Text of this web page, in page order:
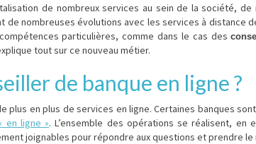
de nombreux services au sein de la société,
nombreuses évolutions avec les services à distance
particulières, comme dans le cas des
tout sur ce nouveau métier.
de banque en ligne ?
en plus de services en ligne. Certaines banques
en ligne ». L’ensemble des opérations se réalisent,
joignables pour répondre aux questions et prendre